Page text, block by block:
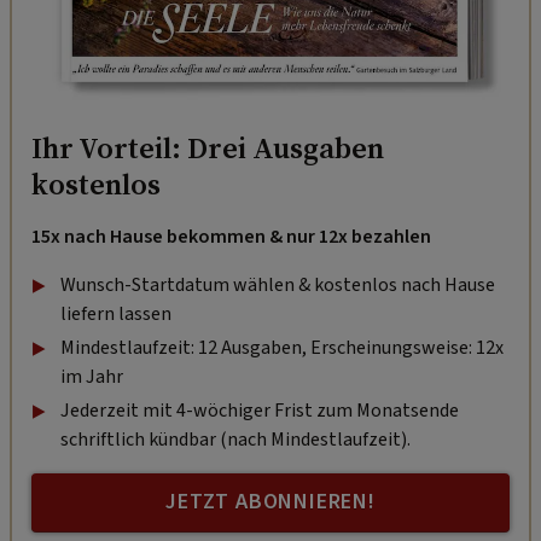
Ihr Vorteil: Drei Ausgaben
kostenlos
15x nach Hause bekommen & nur 12x bezahlen
Wunsch-Startdatum wählen & kostenlos nach Hause
liefern lassen
Mindestlaufzeit: 12 Ausgaben, Erscheinungsweise: 12x
im Jahr
Jederzeit mit 4-wöchiger Frist zum Monatsende
schriftlich kündbar (nach Mindestlaufzeit).
JETZT ABONNIEREN!